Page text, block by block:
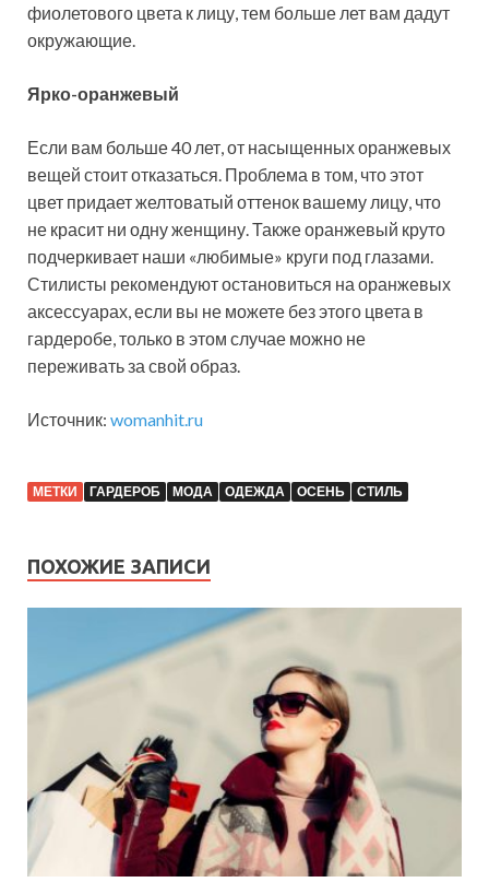
фиолетового цвета к лицу, тем больше лет вам дадут
окружающие.
Ярко-оранжевый
Если вам больше 40 лет, от насыщенных оранжевых
вещей стоит отказаться. Проблема в том, что этот
цвет придает желтоватый оттенок вашему лицу, что
не красит ни одну женщину. Также оранжевый круто
подчеркивает наши «любимые» круги под глазами.
Стилисты рекомендуют остановиться на оранжевых
аксессуарах, если вы не можете без этого цвета в
гардеробе, только в этом случае можно не
переживать за свой образ.
Источник: womanhit.ru
МЕТКИ ГАРДЕРОБ МОДА ОДЕЖДА ОСЕНЬ СТИЛЬ
ПОХОЖИЕ ЗАПИСИ